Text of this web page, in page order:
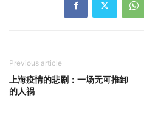
Previous article
上海疫情的悲剧：一场无可推卸
的人祸